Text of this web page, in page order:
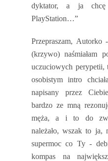
dyktator, a ja
PlayStation…”
Przepraszam,
(krzywo) naśmiałam
uczuciowych
osobistym intro
napisany przez
bardzo ze mną
męża, a i to do
należało, wszak to ja,
supermoc co Ty -
kompas na